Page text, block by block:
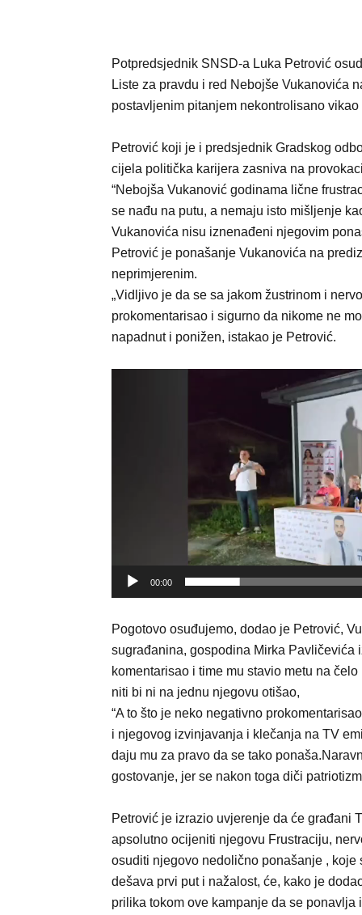
Potpredsjednik SNSD-a Luka Petrović
Liste za pravdu i red Nebojše Vukanovića
postavljenim pitanjem nekontrolisano
Petrović koji je i predsjednik Gradskog
cijela politička karijera zasniva na
“Nebojša Vukanović godinama lične
se nađu na putu, a nemaju isto mišljenje
Vukanovića nisu iznenađeni njegovim
Petrović je ponašanje Vukanovića na
neprimjerenim.
„Vidljivo je da se sa jakom žustrinom i
prokomentarisao i sigurno da nikome ne
napadnut i ponižen, istakao je Petrović.
00:00
Pogotovo osuđujemo, dodao je Petrović,
sugrađanina, gospodina Mirka Pavličevića
komentarisao i time mu stavio metu na
niti bi ni na jednu njegovu otišao,
“A to što je neko negativno
i njegovog izvinjavanja i klečanja na TV
daju mu za pravo da se tako
gostovanje, jer se nakon toga diči
Petrović je izrazio uvjerenje da će građani
apsolutno ocijeniti njegovu Frustraciju,
osuditi njegovo nedolično ponašanje , koje
dešava prvi put i nažalost, će, kako je
prilika tokom ove kampanje da se ponavlja